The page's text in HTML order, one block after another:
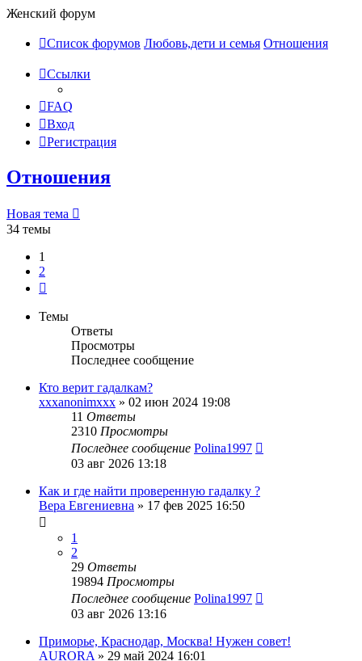
Женский форум
Список форумов Любовь,дети и семья Отношения
Ссылки
FAQ
Вход
Регистрация
Отношения
Новая тема
34 темы
1
2
Темы
Ответы
Просмотры
Последнее сообщение
Кто верит гадалкам?
xxxanonimxxx » 02 июн 2024 19:08
11 Ответы
2310 Просмотры
Последнее сообщение Polina1997
03 авг 2026 13:18
Как и где найти проверенную гадалку ?
Вера Евгениевна » 17 фев 2025 16:50
1
2
29 Ответы
19894 Просмотры
Последнее сообщение Polina1997
03 авг 2026 13:16
Приморье, Краснодар, Москва! Нужен совет!
AURORA » 29 май 2024 16:01